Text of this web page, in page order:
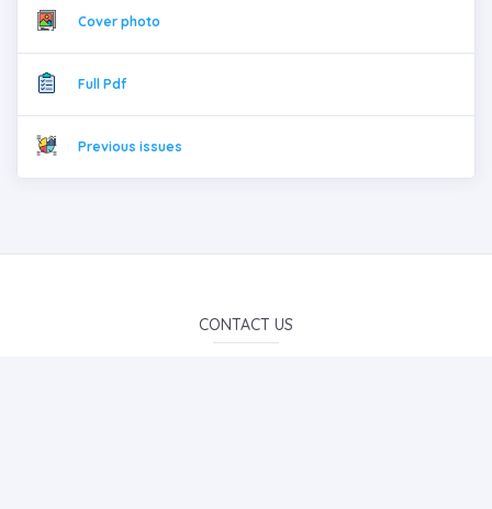
Cover photo
Full Pdf
Previous issues
CONTACT US